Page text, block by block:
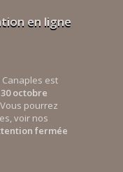
en ligne
est
octobre
pourrez
voir nos
fermée